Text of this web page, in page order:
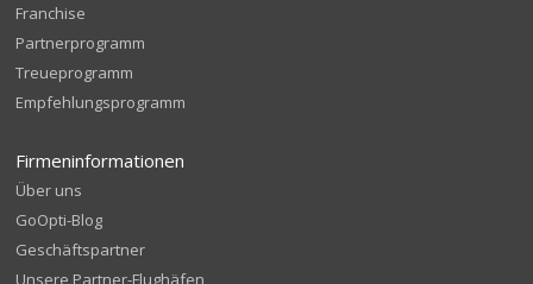
Franchise
Partnerprogramm
Treueprogramm
Empfehlungsprogramm
Firmeninformationen
Über uns
GoOpti-Blog
Geschäftspartner
Unsere Partner-Flughäfen